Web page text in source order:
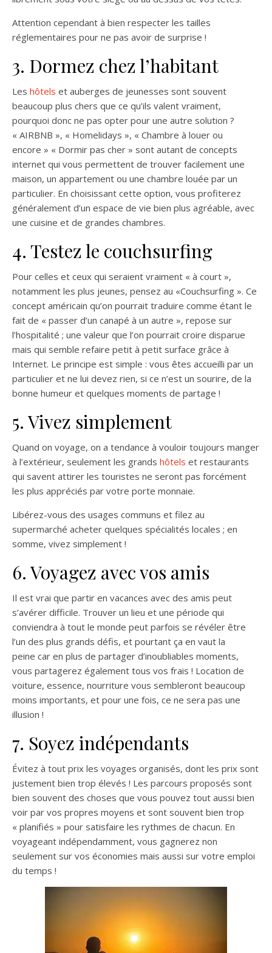
Attention cependant à bien respecter les tailles
réglementaires pour ne pas avoir de surprise !
3. Dormez chez l’habitant
Les hôtels et auberges de jeunesses sont souvent
beaucoup plus chers que ce qu’ils valent vraiment,
pourquoi donc ne pas opter pour une autre solution ?
« AIRBNB », « Homelidays », « Chambre à louer ou
encore » « Dormir pas cher » sont autant de concepts
internet qui vous permettent de trouver facilement une
maison, un appartement ou une chambre louée par un
particulier. En choisissant cette option, vous profiterez
généralement d’un espace de vie bien plus agréable, avec
une cuisine et de grandes chambres.
4. Testez le couchsurfing
Pour celles et ceux qui seraient vraiment « à court »,
notamment les plus jeunes, pensez au «Couchsurfing ». Ce
concept américain qu’on pourrait traduire comme étant le
fait de « passer d’un canapé à un autre », repose sur
l’hospitalité ; une valeur que l’on pourrait croire disparue
mais qui semble refaire petit à petit surface grâce à
Internet. Le principe est simple : vous êtes accueilli par un
particulier et ne lui devez rien, si ce n’est un sourire, de la
bonne humeur et quelques moments de partage !
5. Vivez simplement
Quand on voyage, on a tendance à vouloir toujours manger
à l’extérieur, seulement les grands hôtels et restaurants
qui savent attirer les touristes ne seront pas forcément
les plus appréciés par votre porte monnaie.
Libérez-vous des usages communs et filez au
supermarché acheter quelques spécialités locales ; en
somme, vivez simplement !
6. Voyagez avec vos amis
Il est vrai que partir en vacances avec des amis peut
s’avérer difficile. Trouver un lieu et une période qui
conviendra à tout le monde peut parfois se révéler être
l’un des plus grands défis, et pourtant ça en vaut la
peine car en plus de partager d’inoubliables moments,
vous partagerez également tous vos frais ! Location de
voiture, essence, nourriture vous sembleront beaucoup
moins importants, et pour une fois, ce ne sera pas une
illusion !
7. Soyez indépendants
Évitez à tout prix les voyages organisés, dont les prix sont
justement bien trop élevés ! Les parcours proposés sont
bien souvent des choses que vous pouvez tout aussi bien
voir par vos propres moyens et sont souvent bien trop
« planifiés » pour satisfaire les rythmes de chacun. En
voyageant indépendamment, vous gagnerez non
seulement sur vos économies mais aussi sur votre emploi
du temps !